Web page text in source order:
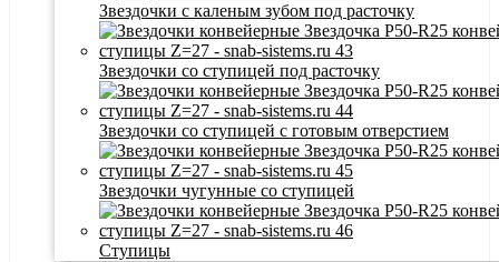
Звездочки с каленым зубом под расточку
Звездочки со ступицей под расточку
Звездочки со ступицей с готовым отверстием
Звездочки чугунные со ступицей
Ступицы